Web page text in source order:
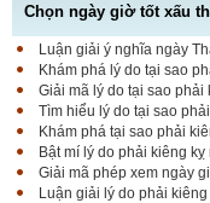
Chọn ngày giờ tốt xấu
Luận giải ý nghĩa ngày
Khám phá lý do tại sao
Giải mã lý do tại sao
Tìm hiểu lý do tại sao
Khám phá tại sao phải
Bật mí lý do phải kiêng
Giải mã phép xem ngày
Luận giải lý do phải
Luận
nghĩa
Bật mí
Đê Thổ